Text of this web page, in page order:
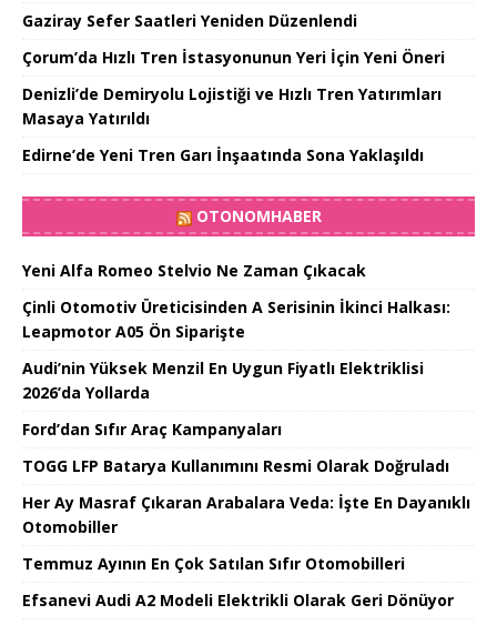
Gaziray Sefer Saatleri Yeniden Düzenlendi
Çorum’da Hızlı Tren İstasyonunun Yeri İçin Yeni Öneri
Denizli’de Demiryolu Lojistiği ve Hızlı Tren Yatırımları
Masaya Yatırıldı
Edirne’de Yeni Tren Garı İnşaatında Sona Yaklaşıldı
OTONOMHABER
Yeni Alfa Romeo Stelvio Ne Zaman Çıkacak
Çinli Otomotiv Üreticisinden A Serisinin İkinci Halkası:
Leapmotor A05 Ön Siparişte
Audi’nin Yüksek Menzil En Uygun Fiyatlı Elektriklisi
2026’da Yollarda
Ford’dan Sıfır Araç Kampanyaları
TOGG LFP Batarya Kullanımını Resmi Olarak Doğruladı
Her Ay Masraf Çıkaran Arabalara Veda: İşte En Dayanıklı
Otomobiller
Temmuz Ayının En Çok Satılan Sıfır Otomobilleri
Efsanevi Audi A2 Modeli Elektrikli Olarak Geri Dönüyor